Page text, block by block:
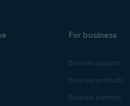
For business
Business support
Business products
Business partners